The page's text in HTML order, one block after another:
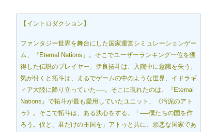
【イントロダクション】
ファンタジー世界を舞台にした国家運営シミュレーションゲー
ム、『Eternal Nations』。そこでユーザーランキング一位を獲
得した伝説のプレイヤー、伊良拓斗は、入院中に意識を失う。
気が付くと拓斗は、まるでゲームの中のような世界、イドラギ
ィア大陸に降り立っていた──。そこに現れたのは、『Eternal
Nations』で拓斗が最も愛用していたユニット、《汚泥のアト
ゥ》。そこで拓斗は、ある決心をする。「──僕たちの国を作
ろう。僕と、君だけの王国を」アトゥと共に、邪悪な国家であ